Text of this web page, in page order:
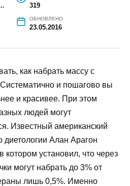
Исаева 319
ОБНОВЛЕНО
23.05.2016
как набрать массу с
и пошагово вы
и красивее. При этом
людей могут
Известный американский
диетологии Алан Арагон
котором установил, что через
могут набрать до 3% от
лишь 0,5%. Именно